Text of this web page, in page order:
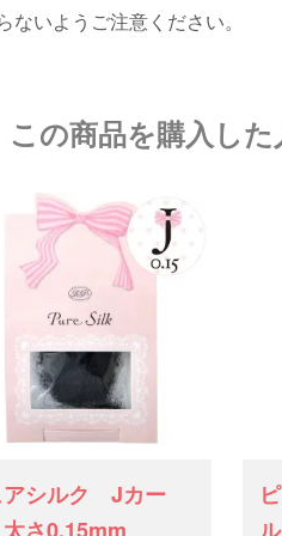
ないようご注意ください。
この商品を購入し
アシルク Jカー
さ0.15mm